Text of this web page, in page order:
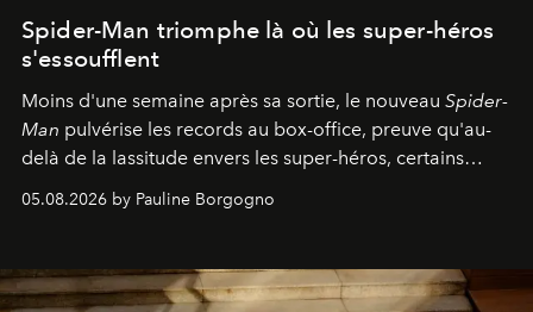
Spider-Man triomphe là où les super-héros
s'essoufflent
Moins d'une semaine après sa sortie, le nouveau Spider-
Man pulvérise les records au box-office, preuve qu'au-
delà de la lassitude envers les super-héros, certains
personnages continuent de susciter une ferveur intacte.
05.08.2026 by Pauline Borgogno